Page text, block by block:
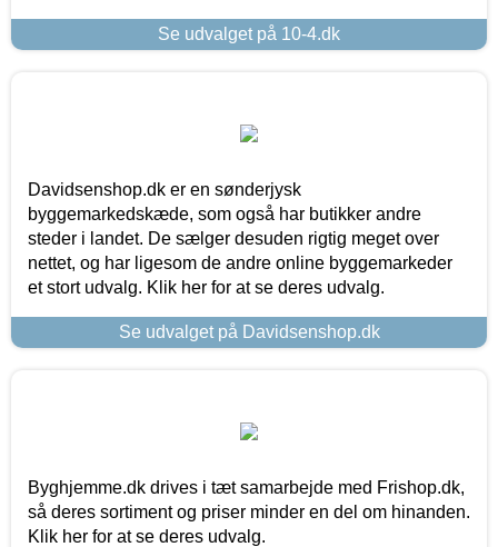
Se udvalget på 10-4.dk
Davidsenshop.dk er en sønderjysk
byggemarkedskæde, som også har butikker andre
steder i landet. De sælger desuden rigtig meget over
nettet, og har ligesom de andre online byggemarkeder
et stort udvalg. Klik her for at se deres udvalg.
Se udvalget på Davidsenshop.dk
Byghjemme.dk drives i tæt samarbejde med Frishop.dk,
så deres sortiment og priser minder en del om hinanden.
Klik her for at se deres udvalg.